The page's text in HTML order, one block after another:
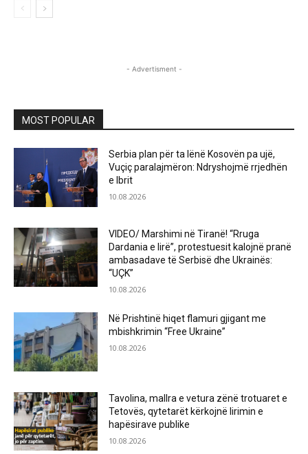
- Advertisment -
MOST POPULAR
Serbia plan për ta lënë Kosovën pa ujë,
Vuçiç paralajmëron: Ndryshojmë rrjedhën
e Ibrit
10.08.2026
VIDEO/ Marshimi në Tiranë! “Rruga
Dardania e lirë”, protestuesit kalojnë pranë
ambasadave të Serbisë dhe Ukrainës:
“UÇK”
10.08.2026
Në Prishtinë hiqet flamuri gjigant me
mbishkrimin “Free Ukraine”
10.08.2026
Tavolina, mallra e vetura zënë trotuaret e
Tetovës, qytetarët kërkojnë lirimin e
hapësirave publike
10.08.2026